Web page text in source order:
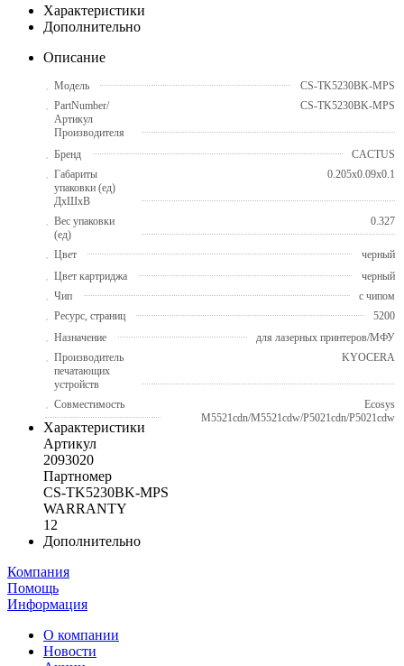
Характеристики
Дополнительно
Описание
Модель
CS-TK5230BK-MPS
PartNumber/
Артикул
Производителя
CS-TK5230BK-MPS
Бренд
CACTUS
Габариты
упаковки (ед)
ДхШхВ
0.205x0.09x0.1
Вес упаковки
(ед)
0.327
Цвет
черный
Цвет картриджа
черный
Чип
с чипом
Ресурс, страниц
5200
Назначение
для лазерных принтеров/МФУ
Производитель
печатающих
устройств
KYOCERA
Совместимость
Ecosys
M5521cdn/M5521cdw/P5021cdn/P5021cdw
Характеристики
Артикул
2093020
Партномер
CS-TK5230BK-MPS
WARRANTY
12
Дополнительно
Компания
Помощь
Информация
О компании
Новости